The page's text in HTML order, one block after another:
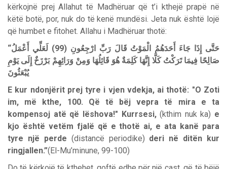
kërkojnë prej Allahut të Madhëruar që t’i kthejë prapë në
këtë botë, por, nuk do të kenë mundësi. Jeta nuk është lojë
që humbet e fitohet. Allahu i Madhëruar thotë:
“
حَتَّى إِذَا جَاءَ أَحَدَهُمُ الْمَوْتُ قَالَ رَبِّ ارْجِعُونِ (99) لَعَلِّي أَعْمَلُ
صَالِحًا فِيمَا تَرَكْتُ كَلَّا إِنَّهَا كَلِمَةٌ هُوَ قَائِلُهَا وَمِنْ وَرَائِهِمْ بَرْزَخٌ إِلَى يَوْمِ
يُبْعَثُونَ
E kur ndonjërit prej tyre i vjen vdekja, ai thotë: "O Zoti
im, më kthe, 100. Që të bëj vepra të mira e ta
kompensoj atë që lëshova!" Kurrsesi,(kthim nuk ka) e
kjo është vetëm fjalë që e thotë ai, e ata kanë para
tyre një perde (distancë periodike) deri në ditën kur
ringjallen.”(El-Mu’minune, 99-100)